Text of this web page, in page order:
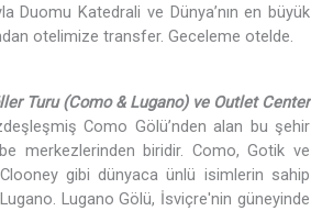
Duomu Katedrali ve Dünya’nın en büyük
otelimize transfer. Geceleme otelde.
Turu (Como & Lugano) ve Outlet Center
Como Gölü’nden alan bu şehir
merkezlerinden biridir. Como, Gotik ve
gibi dünyaca ünlü isimlerin sahip
Lugano Gölü, İsviçre'nin güneyinde